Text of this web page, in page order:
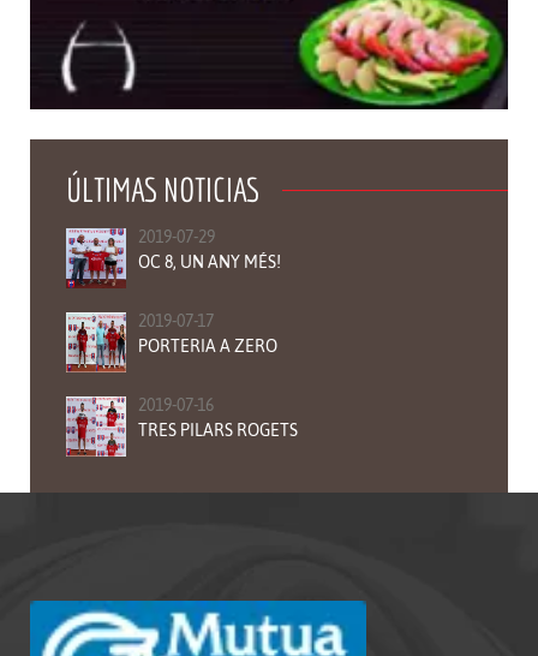
ÚLTIMAS NOTICIAS
2019-07-29
OC 8, UN ANY MÉS!
2019-07-17
PORTERIA A ZERO
2019-07-16
TRES PILARS ROGETS